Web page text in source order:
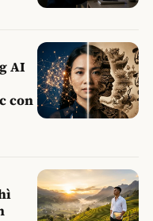
AI
con